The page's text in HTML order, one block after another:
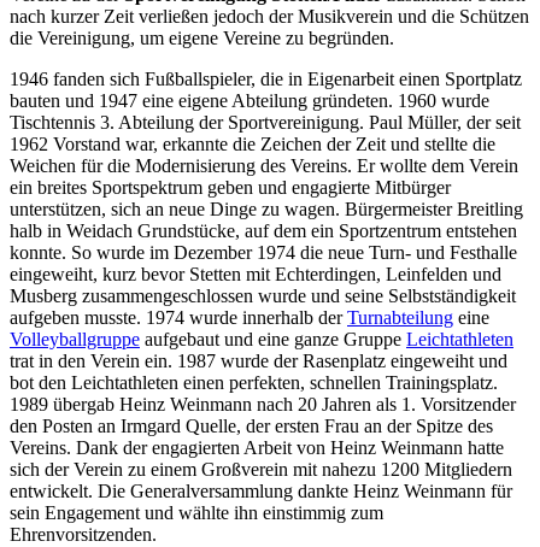
nach kurzer Zeit verließen jedoch der Musikverein und die Schützen
die Vereinigung, um eigene Vereine zu begründen.
1946 fanden sich Fußballspieler, die in Eigenarbeit einen Sportplatz
bauten und 1947 eine eigene Abteilung gründeten. 1960 wurde
Tischtennis 3. Abteilung der Sportvereinigung. Paul Müller, der seit
1962 Vorstand war, erkannte die Zeichen der Zeit und stellte die
Weichen für die Modernisierung des Vereins. Er wollte dem Verein
ein breites Sportspektrum geben und engagierte Mitbürger
unterstützen, sich an neue Dinge zu wagen. Bürgermeister Breitling
halb in Weidach Grundstücke, auf dem ein Sportzentrum entstehen
konnte. So wurde im Dezember 1974 die neue Turn- und Festhalle
eingeweiht, kurz bevor Stetten mit Echterdingen, Leinfelden und
Musberg zusammengeschlossen wurde und seine Selbstständigkeit
aufgeben musste. 1974 wurde innerhalb derTurnabteilung eine
Volleyballgruppe aufgebaut und eine ganze Gruppe Leichtathleten
trat in den Verein ein. 1987 wurde der Rasenplatz eingeweiht und
bot den Leichtathleten einen perfekten, schnellen Trainingsplatz.
1989 übergab Heinz Weinmann nach 20 Jahren als 1. Vorsitzender
den Posten an Irmgard Quelle, der ersten Frau an der Spitze des
Vereins. Dank der engagierten Arbeit von Heinz Weinmann hatte
sich der Verein zu einem Großverein mit nahezu 1200 Mitgliedern
entwickelt. Die Generalversammlung dankte Heinz Weinmann für
sein Engagement und wählte ihn einstimmig zum
Ehrenvorsitzenden.